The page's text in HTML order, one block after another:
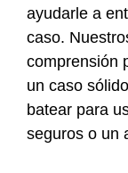
ayudarle a
caso.
comprensión
un caso
batear para
seguros o un